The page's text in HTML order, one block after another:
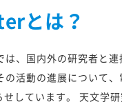
すばる+TMT サイ
とは？
、国内外の研究者と
活動の進展について
しています。 天文学